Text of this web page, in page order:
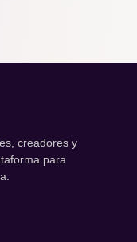
creadores y
para